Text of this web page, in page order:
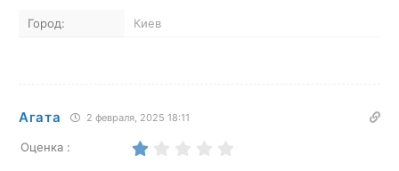
Город: Киев
Агата 2 февраля, 2025 18:11
Оценка :